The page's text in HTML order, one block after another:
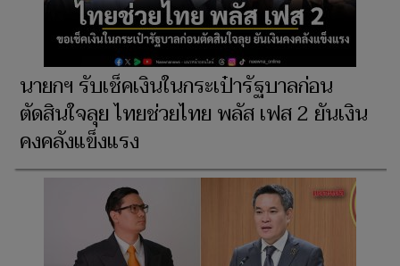
นายกฯ รับเช็คเงินในกระเป๋ารัฐบาลก่อน
ตัดสินใจลุย ไทยช่วยไทย พลัส เฟส 2 ยันเงิน
คงคลังแข็งแรง